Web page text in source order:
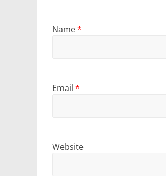
Name*
Email *
Website